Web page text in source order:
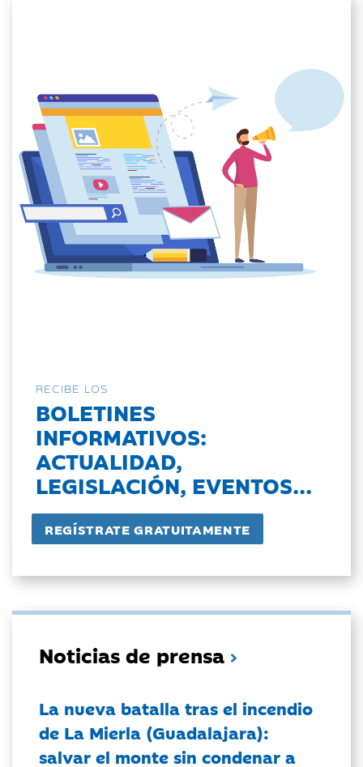
RECIBE LOS
BOLETINES
INFORMATIVOS:
ACTUALIDAD,
LEGISLACIÓN, EVENTOS...
Noticias de prensa
La nueva batalla tras el incendio
de La Mierla (Guadalajara):
salvar el monte sin condenar a